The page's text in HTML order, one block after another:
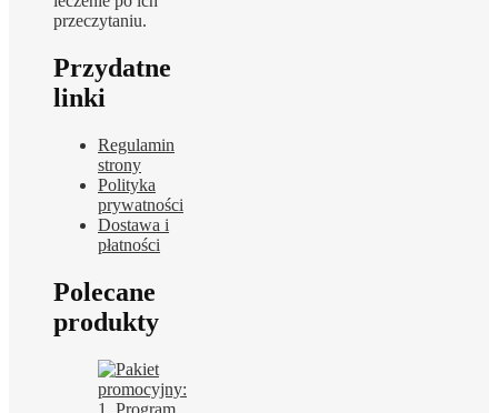
przeczytaniu.
Przydatne
linki
Regulamin
strony
Polityka
prywatności
Dostawa i
płatności
Polecane
produkty